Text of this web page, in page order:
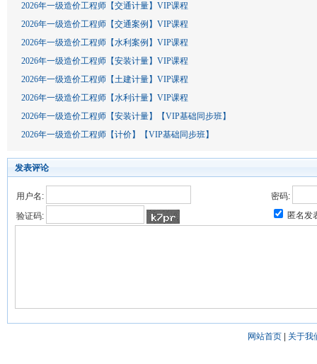
2026年一级造价工程师【交通计量】VIP课程
2026年一级造价工程师【交通案例】VIP课程
2026年一级造价工程师【水利案例】VIP课程
2026年一级造价工程师【安装计量】VIP课程
2026年一级造价工程师【土建计量】VIP课程
2026年一级造价工程师【水利计量】VIP课程
2026年一级造价工程师【安装计量】【VIP基础同步班】
2026年一级造价工程师【计价】【VIP基础同步班】
发表评论
用户名:
密码:
验证码:
匿名发
网站首页| 关于我